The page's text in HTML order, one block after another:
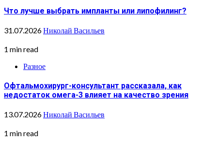
Что лучше выбрать импланты или липофилинг?
31.07.2026Николай Васильев
1 min read
Разное
Офтальмохирург-консультант рассказала, как
недостаток омега-3 влияет на качество зрения
13.07.2026Николай Васильев
1 min read